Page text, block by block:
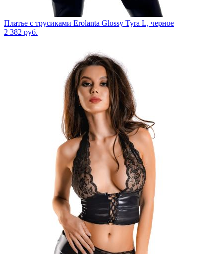
Платье с трусиками Erolanta Glossy Tyra L, черное
2 382 руб.